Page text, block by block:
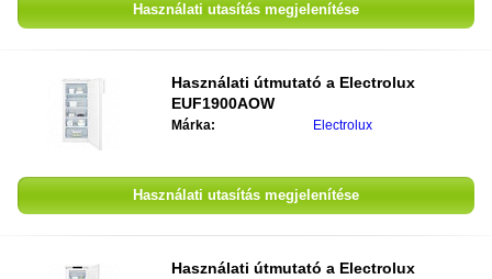
Használati utasítás megjelenítése
Használati útmutató a Electrolux
EUF1900AOW
Márka: Electrolux
Használati utasítás megjelenítése
Használati útmutató a Electrolux